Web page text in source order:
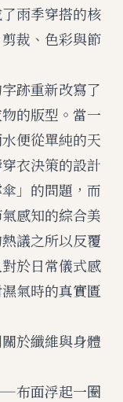
雨季穿搭的核
裁、色彩與節
跡重新改寫了
的版型。當一
便從單純的天
衣決策的設計
」的問題，而
感知的綜合美
議之所以反覆
於日常儀式感
氣時的真實匱
於纖維與身體
布面浮起一圈